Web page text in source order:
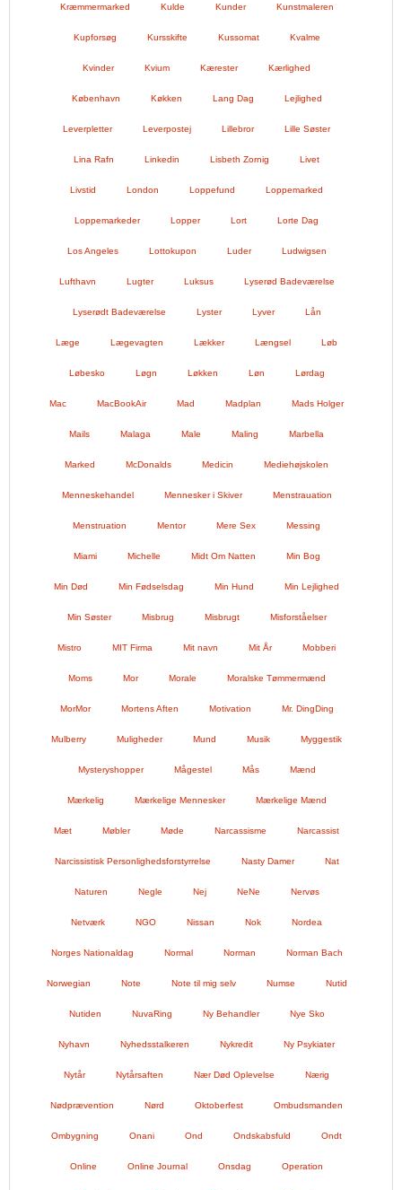
Kræmmermarked Kulde Kunder Kunstmaleren
Kupforsøg Kursskifte Kussomat Kvalme
Kvinder Kvium Kærester Kærlighed
København Køkken Lang Dag Lejlighed
Leverpletter Leverpostej Lillebror Lille Søster
Lina Rafn Linkedin Lisbeth Zornig Livet
Livstid London Loppefund Loppemarked
Loppemarkeder Lopper Lort Lorte Dag
Los Angeles Lottokupon Luder Ludwigsen
Lufthavn Lugter Luksus Lyserød Badeværelse
Lyserødt Badeværelse Lyster Lyver Lån
Læge Lægevagten Lækker Længsel Løb
Løbesko Løgn Løkken Løn Lørdag
Mac MacBookAir Mad Madplan Mads Holger
Mails Malaga Male Maling Marbella
Marked McDonalds Medicin Mediehøjskolen
Menneskehandel Mennesker i Skiver Menstrauation
Menstruation Mentor Mere Sex Messing
Miami Michelle Midt Om Natten Min Bog
Min Død Min Fødselsdag Min Hund Min Lejlighed
Min Søster Misbrug Misbrugt Misforståelser
Mistro MIT Firma Mit navn Mit År Mobberi
Moms Mor Morale Moralske Tømmermænd
MorMor Mortens Aften Motivation Mr. DingDing
Mulberry Muligheder Mund Musik Myggestik
Mysteryshopper Mågestel Mås Mænd
Mærkelig Mærkelige Mennesker Mærkelige Mænd
Mæt Møbler Møde Narcassisme Narcassist
Narcissistisk Personlighedsforstyrrelse Nasty Damer Nat
Naturen Negle Nej NeNe Nervøs
Netværk NGO Nissan Nok Nordea
Norges Nationaldag Normal Norman Norman Bach
Norwegian Note Note til mig selv Numse Nutid
Nutiden NuvaRing Ny Behandler Nye Sko
Nyhavn Nyhedsstalkeren Nykredit Ny Psykiater
Nytår Nytårsaften Nær Død Oplevelse Nærig
Nødprævention Nørd Oktoberfest Ombudsmanden
Ombygning Onani Ond Ondskabsfuld Ondt
Online Online Journal Onsdag Operation